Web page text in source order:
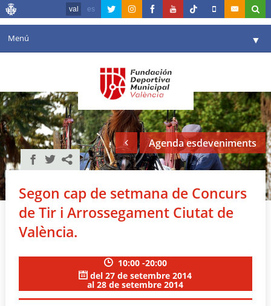
val es
Menú ▼
Agenda
Instal·lacions ▼
Comunicació ▼
València en esport
Portal de Transparència
Reserves
Agenda esdeveniments
Segon cap de setmana de Concurs
de Tir i Arrossegament Ciutat de
València.
10:00 -20:00
del 27 de setembre 2014
al 28 de setembre 2014